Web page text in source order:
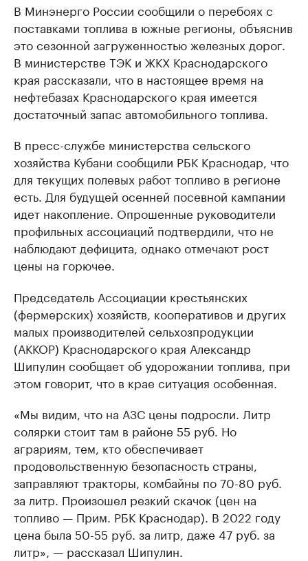
В Минэнерго России сообщили о перебоях с
поставками топлива в южные регионы, объяснив
это сезонной загруженностью железных дорог.
В министерстве ТЭК и ЖКХ Краснодарского
края рассказали, что в настоящее время на
нефтебазах Краснодарского края имеется
достаточный запас автомобильного топлива.
В пресс-службе министерства сельского
хозяйства Кубани сообщили РБК Краснодар, что
для текущих полевых работ топливо в регионе
есть. Для будущей осенней посевной кампании
идет накопление. Опрошенные руководители
профильных ассоциаций подтвердили, что не
наблюдают дефицита, однако отмечают рост
цены на горючее.
Председатель Ассоциации крестьянских
(фермерских) хозяйств, кооперативов и других
малых производителей сельхозпродукции
(АККОР) Краснодарского края Александр
Шипулин сообщает об удорожании топлива, при
этом говорит, что в крае ситуация особенная.
«Мы видим, что на АЗС цены подросли. Литр
солярки стоит там в районе 55 руб. Но
аграриям, тем, кто обеспечивает
продовольственную безопасность страны,
заправляют тракторы, комбайны по 70-80 руб.
за литр. Произошел резкий скачок (цен на
топливо — Прим. РБК Краснодар). В 2022 году
цена была 50-55 руб. за литр, даже 47 руб. за
литр», — рассказал Шипулин.